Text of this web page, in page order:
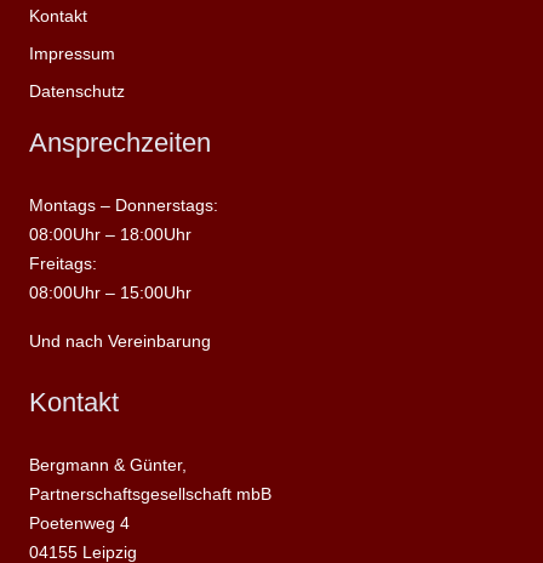
Kontakt
Impressum
Datenschutz
Ansprechzeiten
Montags – Donnerstags:
08:00Uhr – 18:00Uhr
Freitags:
08:00Uhr – 15:00Uhr
Und nach Vereinbarung
Kontakt
Bergmann & Günter,
Partnerschaftsgesellschaft mbB
Poetenweg 4
04155 Leipzig